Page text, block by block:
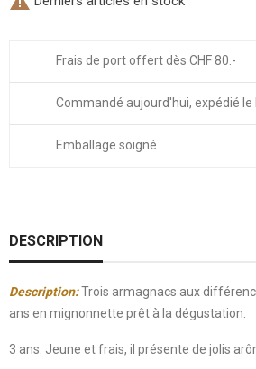
Frais de port offert dès CHF 80.-
Commandé aujourd'hui, expédié le
Emballage soigné
DESCRIPTION
Description:Trois armagnacs aux
ans en mignonnette prêt à la dégustation.
3 ans: Jeune et frais, il présente de jolis